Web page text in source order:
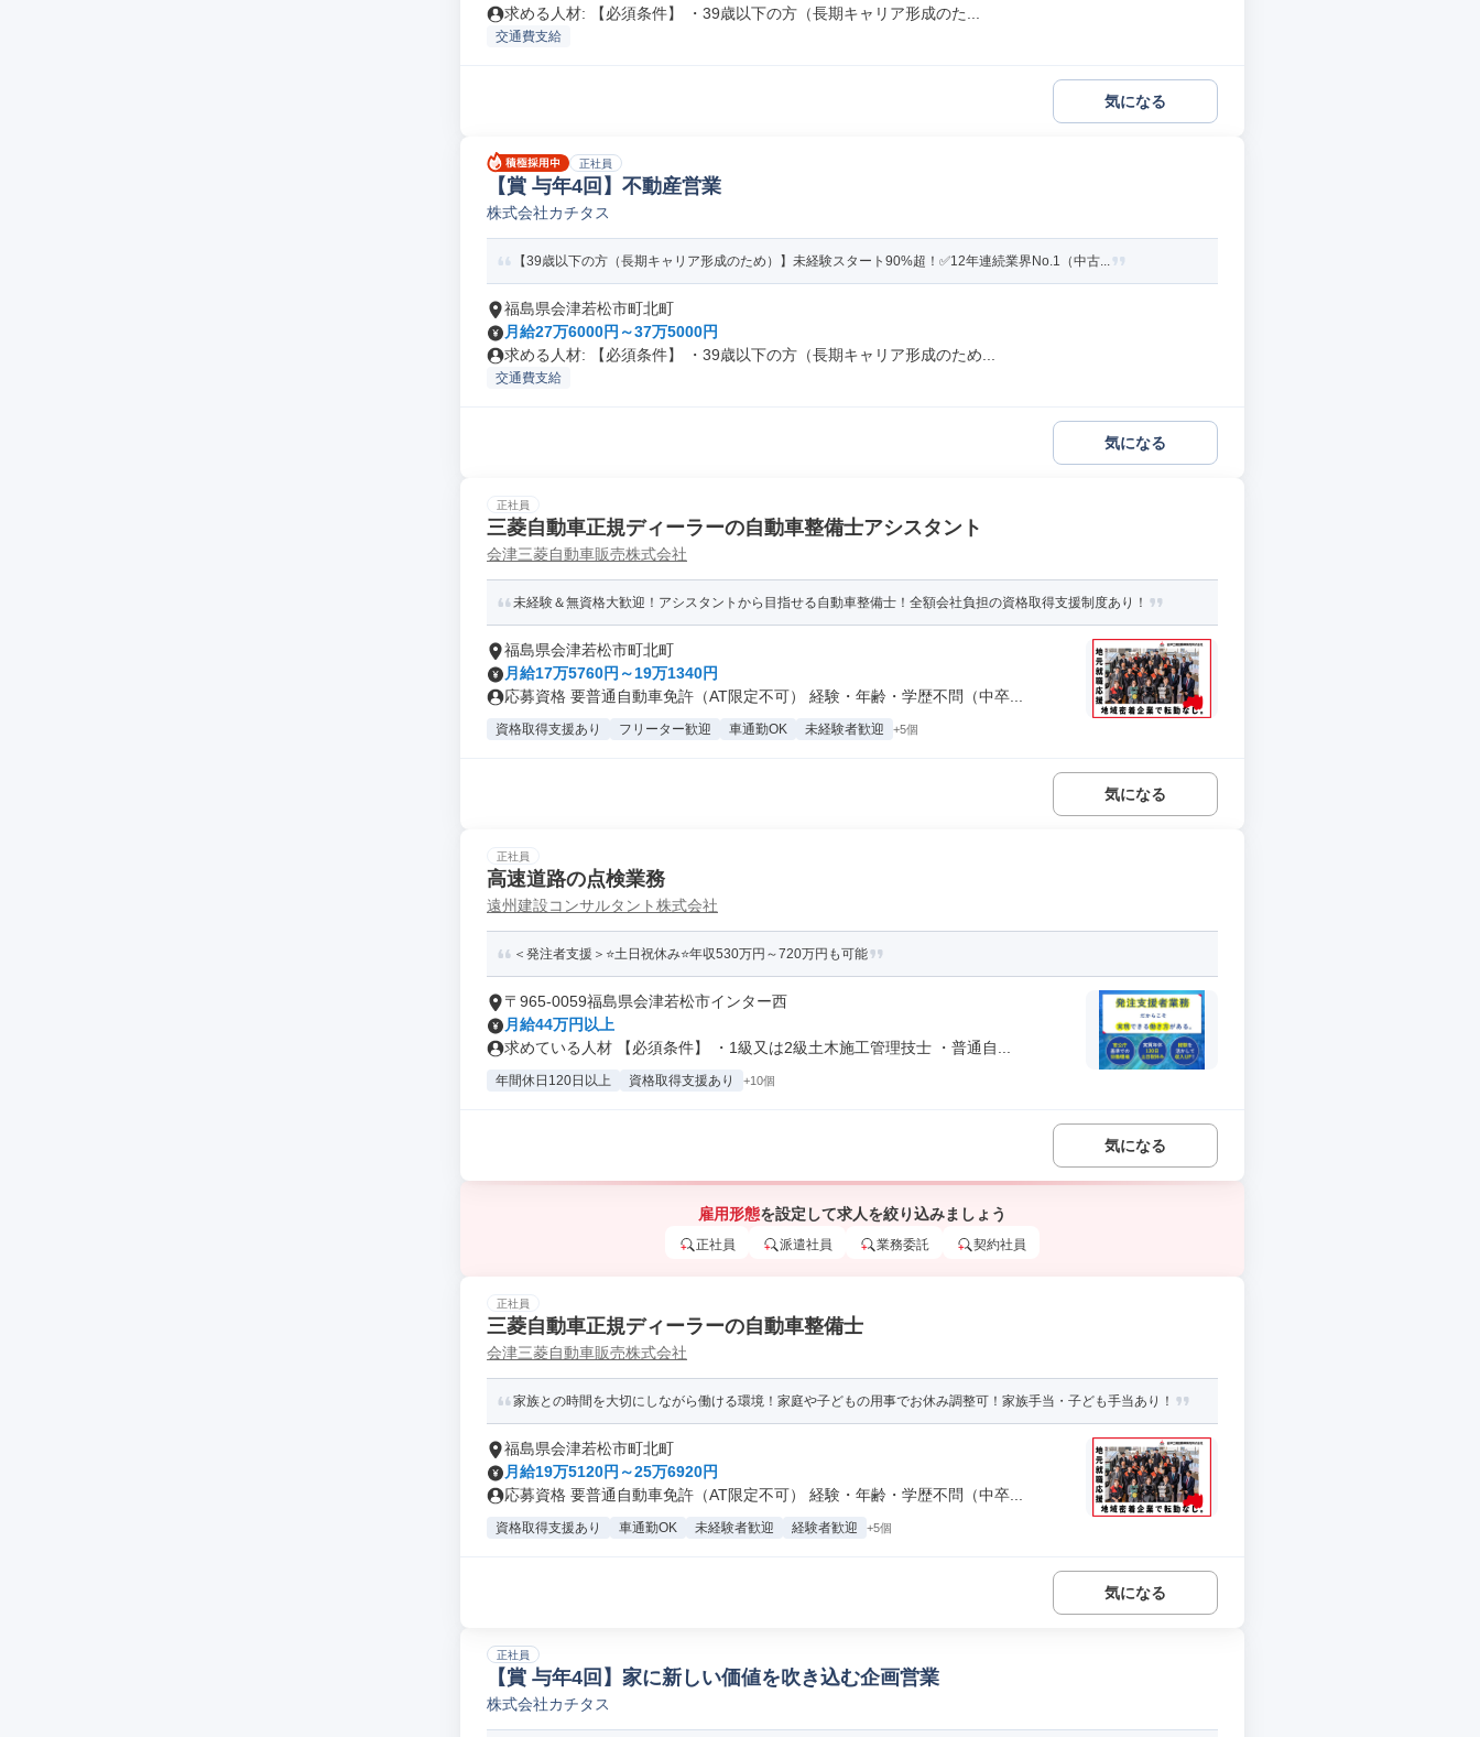
求める人材: 【必須条件】 ・39歳以下の方（長期キャリア形成のた...
交通費支給
気になる
正社員
【賞 与年4回】不動産営業
株式会社カチタス
【39歳以下の方（長期キャリア形成のため）】未経験スタート90%超！✅12年連続業界No.1（中古...
福島県会津若松市町北町
月給27万6000円～37万5000円
求める人材: 【必須条件】 ・39歳以下の方（長期キャリア形成のため...
交通費支給
気になる
正社員
三菱自動車正規ディーラーの自動車整備士アシスタント
会津三菱自動車販売株式会社
未経験＆無資格大歓迎！アシスタントから目指せる自動車整備士！全額会社負担の資格取得支援制度あり！
福島県会津若松市町北町
月給17万5760円～19万1340円
応募資格 要普通自動車免許（AT限定不可） 経験・年齢・学歴不問（中卒...
資格取得支援あり フリーター歓迎 車通勤OK 未経験者歓迎 +5個
気になる
正社員
高速道路の点検業務
遠州建設コンサルタント株式会社
＜発注者支援＞⭐土日祝休み⭐年収530万円～720万円も可能
〒965-0059福島県会津若松市インター西
月給44万円以上
求めている人材 【必須条件】 ・1級又は2級土木施工管理技士 ・普通自...
年間休日120日以上 資格取得支援あり +10個
気になる
雇用形態を設定して求人を絞り込みましょう
正社員 派遣社員 業務委託 契約社員
正社員
三菱自動車正規ディーラーの自動車整備士
会津三菱自動車販売株式会社
家族との時間を大切にしながら働ける環境！家庭や子どもの用事でお休み調整可！家族手当・子ども手当あり！
福島県会津若松市町北町
月給19万5120円～25万6920円
応募資格 要普通自動車免許（AT限定不可） 経験・年齢・学歴不問（中卒...
資格取得支援あり 車通勤OK 未経験者歓迎 経験者歓迎 +5個
気になる
正社員
【賞 与年4回】家に新しい価値を吹き込む企画営業
株式会社カチタス